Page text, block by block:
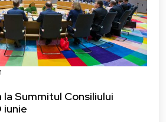
Summitul Consiliului
iunie